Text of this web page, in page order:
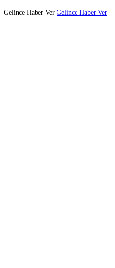
Gelince Haber Ver Gelince Haber Ver